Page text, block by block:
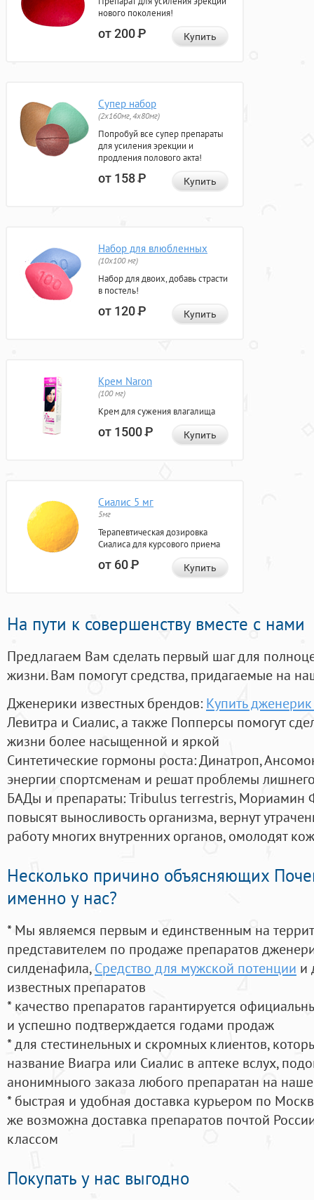
нового поколения!
от 200Р Купить
Супер набор
(2х160мг, 4х80мг)
Попробуй все супер препараты
для усиления эрекции и
продления полового акта!
от 158Р Купить
Набор для влюбленных
(10х100 мг)
Набор для двоих, добавь страсти
в постель!
от 120Р Купить
Крем Naron
(100 мг)
Крем для сужения влагалища
от 1500Р Купить
Сиалис 5 мг
5мг
Терапевтическая дозировка
Сиалиса для курсового приема
от 60Р Купить
На пути к совершенству вместе с нами
Предлагаем Вам сделать первый шаг для
жизни. Вам помогут средства, придагаемые на
Дженерики известных брендов: Купить
Левитра и Сиалис, а также Попперсы помогут
жизни более насыщенной и яркой
Синтетические гормоны роста: Динатроп,
энергии спортсменам и решат проблемы
БАДы и препараты:Tribulus terrestris, Мориамин
повысят выносливость организма, вернут
работу многих внутренних органов, омолодят
Несколько причино объясняющих
именно у нас?
* Мы являемся первым и единственным на
представителем по продаже препаратов
силденафила, Средство для мужской потенции и
известных препаратов
* качество препаратов гарантируется
и успешно подтверждается годами продаж
* для стестинельных и скромных клиентов,
название Виагра или Сиалис в аптеке вслух,
анонимныого заказа любого препаратан на
* быстрая и удобная доставка курьером по
же возможна доставка препаратов почтой
классом
Покупать у нас выгодно